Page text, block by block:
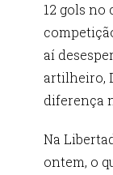
12 gols no
aí
artilheiro,
diferença
Na
ontem, o